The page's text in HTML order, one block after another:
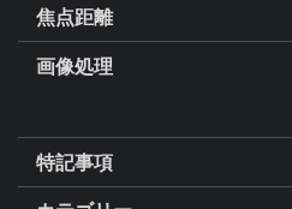
焦点距離
画像処理
特記事項